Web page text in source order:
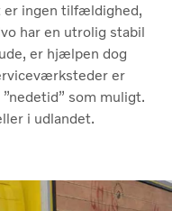
er ingen tilfældighed,
er hjælpen dog
er
som muligt.
i udlandet.